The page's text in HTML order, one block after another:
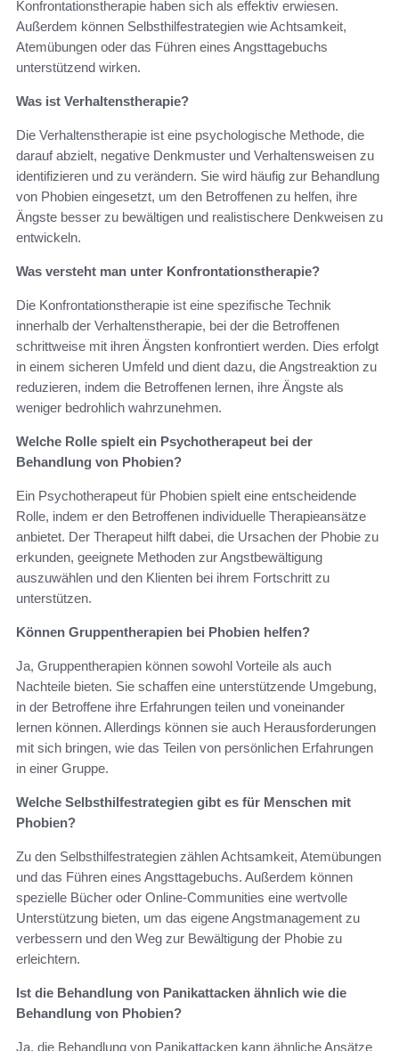
Konfrontationstherapie haben sich als effektiv erwiesen.
Außerdem können Selbsthilfestrategien wie Achtsamkeit,
Atemübungen oder das Führen eines Angsttagebuchs
unterstützend wirken.
Was ist Verhaltenstherapie?
Die Verhaltenstherapie ist eine psychologische Methode, die
darauf abzielt, negative Denkmuster und Verhaltensweisen zu
identifizieren und zu verändern. Sie wird häufig zur Behandlung
von Phobien eingesetzt, um den Betroffenen zu helfen, ihre
Ängste besser zu bewältigen und realistischere Denkweisen zu
entwickeln.
Was versteht man unter Konfrontationstherapie?
Die Konfrontationstherapie ist eine spezifische Technik
innerhalb der Verhaltenstherapie, bei der die Betroffenen
schrittweise mit ihren Ängsten konfrontiert werden. Dies erfolgt
in einem sicheren Umfeld und dient dazu, die Angstreaktion zu
reduzieren, indem die Betroffenen lernen, ihre Ängste als
weniger bedrohlich wahrzunehmen.
Welche Rolle spielt ein Psychotherapeut bei der
Behandlung von Phobien?
Ein Psychotherapeut für Phobien spielt eine entscheidende
Rolle, indem er den Betroffenen individuelle Therapieansätze
anbietet. Der Therapeut hilft dabei, die Ursachen der Phobie zu
erkunden, geeignete Methoden zur Angstbewältigung
auszuwählen und den Klienten bei ihrem Fortschritt zu
unterstützen.
Können Gruppentherapien bei Phobien helfen?
Ja, Gruppentherapien können sowohl Vorteile als auch
Nachteile bieten. Sie schaffen eine unterstützende Umgebung,
in der Betroffene ihre Erfahrungen teilen und voneinander
lernen können. Allerdings können sie auch Herausforderungen
mit sich bringen, wie das Teilen von persönlichen Erfahrungen
in einer Gruppe.
Welche Selbsthilfestrategien gibt es für Menschen mit
Phobien?
Zu den Selbsthilfestrategien zählen Achtsamkeit, Atemübungen
und das Führen eines Angsttagebuchs. Außerdem können
spezielle Bücher oder Online-Communities eine wertvolle
Unterstützung bieten, um das eigene Angstmanagement zu
verbessern und den Weg zur Bewältigung der Phobie zu
erleichtern.
Ist die Behandlung von Panikattacken ähnlich wie die
Behandlung von Phobien?
Ja, die Behandlung von Panikattacken kann ähnliche Ansätze